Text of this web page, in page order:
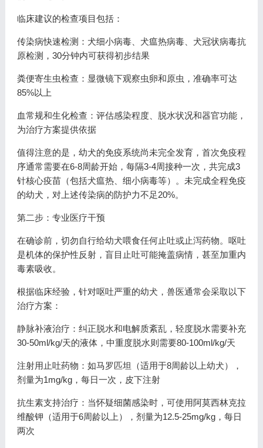
临床建议的检查项目包括：
传染病快速检测：犬细小病毒、犬瘟热病毒、犬冠状病毒抗
原检测，30分钟内可获得初步结果
粪便寄生虫检查：显微镜下观察虫卵和原虫，准确率可达
85%以上
血常规和生化检查：评估感染程度、脱水状况和器官功能，
为治疗方案提供依据
值得注意的是，幼犬的免疫系统尚未完全发育，首次免疫程
序通常需要在6-8周龄开始，每隔3-4周接种一次，共完成3
针核心疫苗（包括犬瘟热、细小病毒等）。未完成全程免疫
的幼犬，对上述传染病的防护力不足20%。
第二步：专业医疗干预
在确诊前，切勿自行给幼犬喂食任何止吐或止泻药物。呕吐
是机体的保护性反射，盲目止吐可能掩盖病情，甚至加重内
毒素吸收。
根据临床经验，针对呕吐严重的幼犬，兽医通常会采取以下
治疗方案：
静脉补液治疗：纠正脱水和电解质紊乱，轻度脱水需要补充
30-50ml/kg/天的液体，中重度脱水则需要80-100ml/kg/天
注射用止吐药物：如马罗匹坦（适用于8周龄以上幼犬），
剂量为1mg/kg，每日一次，皮下注射
抗生素支持治疗：当怀疑细菌感染时，可使用阿莫西林克拉
维酸钾（适用于6周龄以上），剂量为12.5-25mg/kg，每日
两次